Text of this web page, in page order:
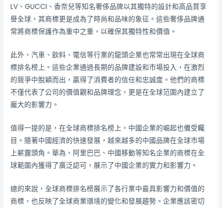
LV、GUCCI、香奈兒等知名奢侈品牌以其獨特的設計和高品質享
譽全球，其商標更是成為了時尚和品味的象征。這些奢侈品牌通
常將商標保護作為重中之重，以確保其獨特性和價值。
此外，汽車、飲料、電信等行業的龍頭企業也常常出現在全球商
標排名榜上。這些企業通過長期的品牌建設和市場投入，在激烈
的競爭中脫穎而出，贏得了消費者的信任和忠誠度。他們的商標
不僅代表了公司的價值觀和品牌理念，更是在全球范圍內建立了
龐大的影響力。
值得一提的是，在全球商標排名榜上，中國企業的崛起也備受矚
目。隨著中國經濟的快速發展，越來越多的中國品牌在全球市場
上嶄露頭角。華為、阿里巴巴、中國移動等知名企業的商標在全
球範圍內獲得了廣泛認可，展示了中國企業的實力和影響力。
總的來說，全球商標排名榜展示了各行業中最具影響力和價值的
商標，也反映了全球商業環境的變化和發展趨勢。企業應該密切